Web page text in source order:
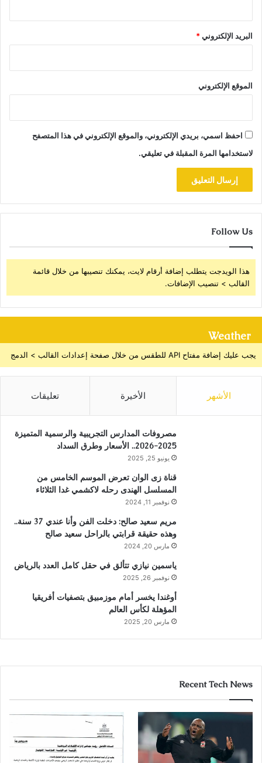
البريد الإلكتروني*
الموقع الإلكتروني
احفظ اسمي، بريدي الإلكتروني، والموقع الإلكتروني في هذا المتصفح
لاستخدامها المرة المقبلة في تعليقي.
Follow Us
هذا الويدجت يتطلب إضافة أرقام لايت، يمكنك تنصيبها من خلال قائمة
القالب > تنصيب الإضافات.
Weather
يجب عليك إضافة مفتاح API للطقس من خلال صفحة إعدادات القالب > الدمج
الأشهر الأخيرة تعليقات
مصروفات المدارس التجريبية والرسمية المتميزة
2025-2026.. الأسعار وطرق السداد
يونيو 25, 2025
قناة زى الوان تعرض الموسم الخامس من
المسلسل الهندى رحله لاكشمي غدا الثلاثاء
نوفمبر 11, 2024
مريم سعيد صالح: دخلت الفن وأنا عندي 37 سنة..
وهذه حقيقة قرابتي بالراحل سعيد صالح
مارس 20, 2024
ياسمين نيازي تتألق في حقل كامل العدد بالرياض
نوفمبر 26, 2025
أوغندا يخسر أمام موزمبيق بتصفيات أفريقيا
المؤهلة لكأس العالم
مارس 20, 2025
Recent Tech News